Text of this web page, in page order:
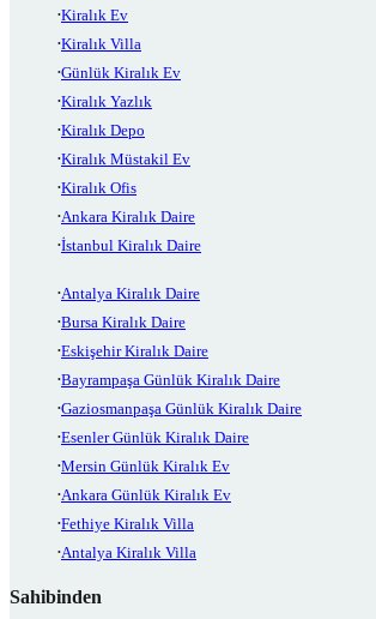
Kiralık Ev
Kiralık Villa
Günlük Kiralık Ev
Kiralık Yazlık
Kiralık Depo
Kiralık Müstakil Ev
Kiralık Ofis
Ankara Kiralık Daire
İstanbul Kiralık Daire
Antalya Kiralık Daire
Bursa Kiralık Daire
Eskişehir Kiralık Daire
Bayrampaşa Günlük Kiralık Daire
Gaziosmanpaşa Günlük Kiralık Daire
Esenler Günlük Kiralık Daire
Mersin Günlük Kiralık Ev
Ankara Günlük Kiralık Ev
Fethiye Kiralık Villa
Antalya Kiralık Villa
Sahibinden